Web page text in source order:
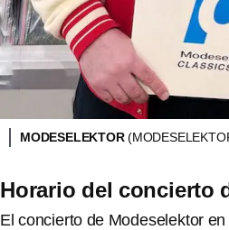
MODESELEKTOR
Horario del concierto
El concierto de Modeselektor